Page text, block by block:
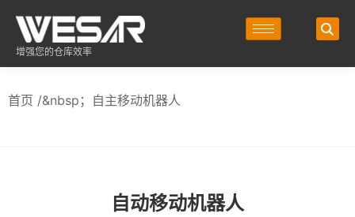
增强您的仓库效率
首页 /&nbsp；自主移动机器人
自动移动机器人